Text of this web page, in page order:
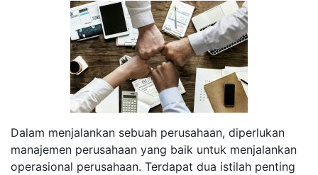
Dalam menjalankan sebuah perusahaan, diperlukan
manajemen perusahaan yang baik untuk menjalankan
operasional perusahaan. Terdapat dua istilah penting